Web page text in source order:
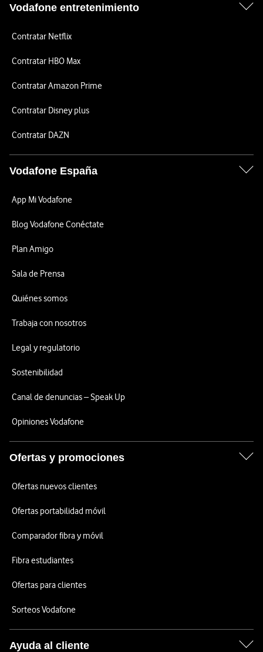
Vodafone entretenimiento
Contratar Netflix
Contratar HBO Max
Contratar Amazon Prime
Contratar Disney plus
Contratar DAZN
Vodafone España
App Mi Vodafone
Blog Vodafone Conéctate
Plan Amigo
Sala de Prensa
Quiénes somos
Trabaja con nosotros
Legal y regulatorio
Sostenibilidad
Canal de denuncias – Speak Up
Opiniones Vodafone
Ofertas y promociones
Ofertas nuevos clientes
Ofertas portabilidad móvil
Comparador fibra y móvil
Fibra estudiantes
Ofertas para clientes
Sorteos Vodafone
Ayuda al cliente